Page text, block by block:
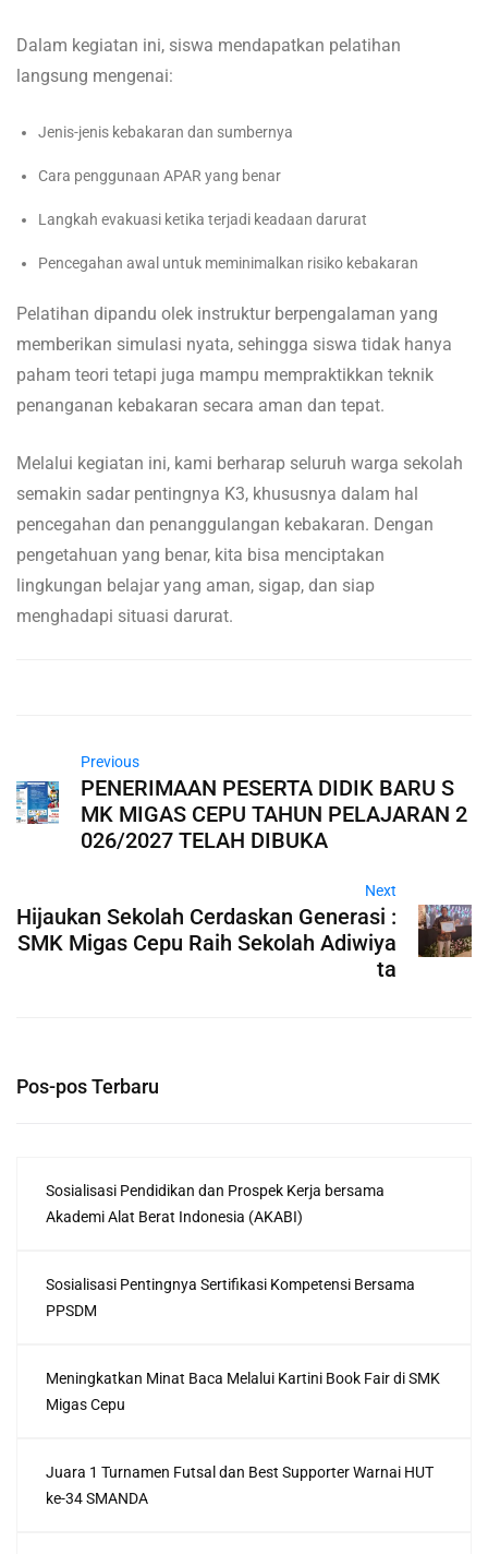
Dalam kegiatan ini, siswa mendapatkan pelatihan
langsung mengenai:
Jenis-jenis kebakaran dan sumbernya
Cara penggunaan APAR yang benar
Langkah evakuasi ketika terjadi keadaan darurat
Pencegahan awal untuk meminimalkan risiko kebakaran
Pelatihan dipandu olek instruktur berpengalaman yang
memberikan simulasi nyata, sehingga siswa tidak hanya
paham teori tetapi juga mampu mempraktikkan teknik
penanganan kebakaran secara aman dan tepat.
Melalui kegiatan ini, kami berharap seluruh warga sekolah
semakin sadar pentingnya K3, khususnya dalam hal
pencegahan dan penanggulangan kebakaran. Dengan
pengetahuan yang benar, kita bisa menciptakan
lingkungan belajar yang aman, sigap, dan siap
menghadapi situasi darurat.
Previous
PENERIMAAN PESERTA DIDIK BARU S
MK MIGAS CEPU TAHUN PELAJARAN 2
026/2027 TELAH DIBUKA
Next
Hijaukan Sekolah Cerdaskan Generasi :
SMK Migas Cepu Raih Sekolah Adiwiya
ta
Pos-pos Terbaru
Sosialisasi Pendidikan dan Prospek Kerja bersama
Akademi Alat Berat Indonesia (AKABI)
Sosialisasi Pentingnya Sertifikasi Kompetensi Bersama
PPSDM
Meningkatkan Minat Baca Melalui Kartini Book Fair di SMK
Migas Cepu
Juara 1 Turnamen Futsal dan Best Supporter Warnai HUT
ke-34 SMANDA